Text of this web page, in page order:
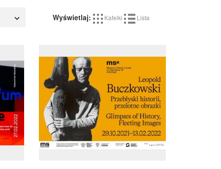
Wyświetlaj: Kafelki Lista